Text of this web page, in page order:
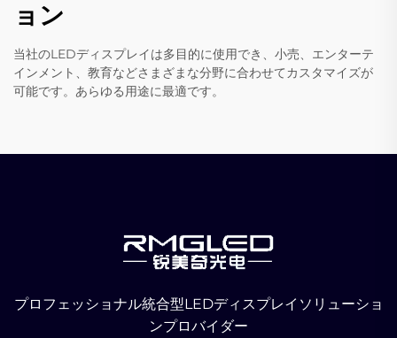
ョン
当社のLEDディスプレイは多目的に使用でき、小売、エンターテ
インメント、教育などさまざまな分野に合わせてカスタマイズが
可能です。あらゆる用途に最適です。
プロフェッショナル統合型LEDディスプレイソリューショ
ンプロバイダー